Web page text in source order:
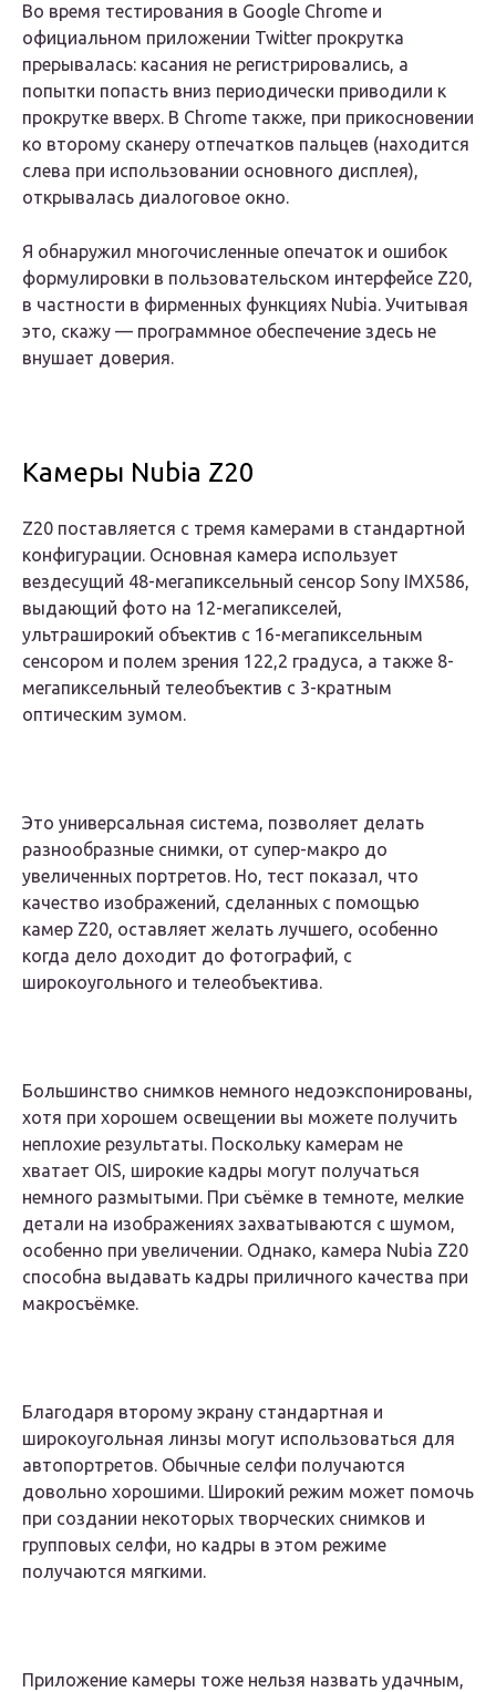
Во время тестирования в Google Chrome и
официальном приложении Twitter прокрутка
прерывалась: касания не регистрировались, а
попытки попасть вниз периодически приводили к
прокрутке вверх. В Chrome также, при прикосновении
ко второму сканеру отпечатков пальцев (находится
слева при использовании основного дисплея),
открывалась диалоговое окно.
Я обнаружил многочисленные опечаток и ошибок
формулировки в пользовательском интерфейсе Z20,
в частности в фирменных функциях Nubia. Учитывая
это, скажу — программное обеспечение здесь не
внушает доверия.
Камеры Nubia Z20
Z20 поставляется с тремя камерами в стандартной
конфигурации. Основная камера использует
вездесущий 48-мегапиксельный сенсор Sony IMX586,
выдающий фото на 12-мегапикселей,
ультраширокий объектив с 16-мегапиксельным
сенсором и полем зрения 122,2 градуса, а также 8-
мегапиксельный телеобъектив с 3-кратным
оптическим зумом.
Это универсальная система, позволяет делать
разнообразные снимки, от супер-макро до
увеличенных портретов. Но, тест показал, что
качество изображений, сделанных с помощью
камер Z20, оставляет желать лучшего, особенно
когда дело доходит до фотографий, с
широкоугольного и телеобъектива.
Большинство снимков немного недоэкспонированы,
хотя при хорошем освещении вы можете получить
неплохие результаты. Поскольку камерам не
хватает OIS, широкие кадры могут получаться
немного размытыми. При съёмке в темноте, мелкие
детали на изображениях захватываются с шумом,
особенно при увеличении. Однако, камера Nubia Z20
способна выдавать кадры приличного качества при
макросъёмке.
Благодаря второму экрану стандартная и
широкоугольная линзы могут использоваться для
автопортретов. Обычные селфи получаются
довольно хорошими. Широкий режим может помочь
при создании некоторых творческих снимков и
групповых селфи, но кадры в этом режиме
получаются мягкими.
Приложение камеры тоже нельзя назвать удачным,